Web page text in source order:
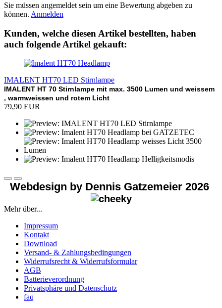
Sie müssen angemeldet sein um eine Bewertung abgeben zu
können. Anmelden
Kunden, welche diesen Artikel bestellten, haben
auch folgende Artikel gekauft:
IMALENT HT70 LED Stirnlampe
IMALENT HT 70 Stirnlampe mit max. 3500 Lumen und weissem
, warmweissen und rotem Licht
79,90 EUR
Webdesign by Dennis Gatzemeier 2026
Mehr über...
Impressum
Kontakt
Download
Versand- & Zahlungsbedingungen
Widerrufsrecht & Widerrufsformular
AGB
Batterieverordnung
Privatsphäre und Datenschutz
faq